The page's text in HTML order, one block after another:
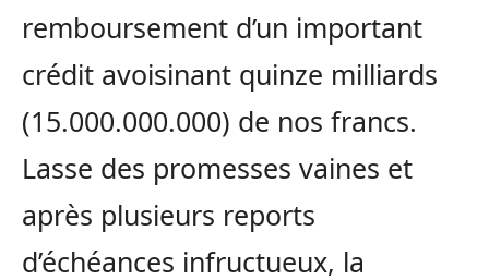
remboursement d’un important
crédit avoisinant quinze milliards
(15.000.000.000) de nos francs.
Lasse des promesses vaines et
après plusieurs reports
d’échéances infructueux, la